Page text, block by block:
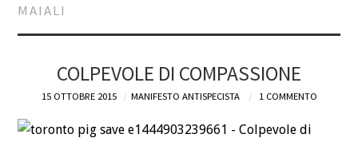
ACQUISTALO
MAIALI
COLPEVOLE DI COMPASSIONE
15 OTTOBRE 2015 MANIFESTO ANTISPECISTA 1 COMMENTO